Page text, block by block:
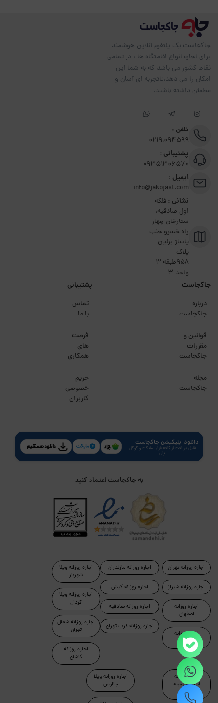
جاکجاست یک پلتفرم آنلاین هوشمند ،
برای اجاره انواع اقامتگاه ها ، در تمامی
نقاط کشور می باشد که به شما این
امکان را می دهد،تاتجربه ای آسان و
مطمئن داشته باشید.
تلفن :
02191094599
پشتیبانی :
09351306570
ایمیل :
info@jakojast.com
نشانی :فلکه
اول صادقیه،
ستارخان چهار
راه خسرو جنب
پاساژ برلیان
پلاک
۹۵۸طبقه 3
واحد 3
جاکجاست
درباره
جاکجاست
قوانین و
مقررات
جاکجاست
مجله
جاکجاست
پشتیبانی
تماس
با ما
فرصت
های
همکاری
حریم
خصوصی
کاربران
دانلود اپلیکیشن جاکجاست
قابل دریافت از کافه بازار، مایکت و گوگل
پلی
به جاکجاست اعتماد کنید
اجاره روزانه تهران
اجاره روزانه شیراز
اجاره روزانه
اصفهان
اجاره روزانه
رامسر
اجاره روزانه مازندران
اجاره روزانه کیش
اجاره روزانه صادقیه
اجاره روزانه غرب تهران
اجاره روزانه ویلا
شهریار
اجاره روزانه ویلا
کردان
اجاره روزانه شمال
تهران
اجاره روزانه
کاشان
اجاره روزانه
آپارتمان مبله
تهران
اجاره روزانه ویلا
چالوس